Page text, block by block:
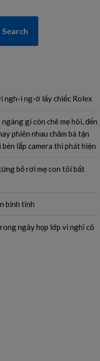
Search
ngh-i ng-ờ lấy chiếc Rolex
gì còn chê mẹ hôi, đến
phiên nhau chăm bà tận
lắp camera thì phát hiện
bỏ rơi mẹ con tôi bất
bình tĩnh
ngày họp lớp vì nghĩ cô